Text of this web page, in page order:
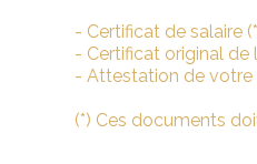
- Certificat de salaire
- Certificat original de
- Attestation de votre
(*) Ces documents